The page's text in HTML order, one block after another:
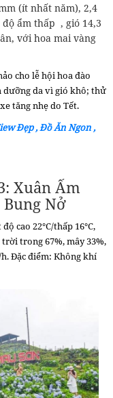
(ít nhất năm), 2,4
ẩm thấp , gió 14,3
với hoa mai vàng
cho lễ hội hoa đào
dưỡng da vì gió khô; thử
tăng nhẹ do Tết.
Đẹp , Đồ Ăn Ngon ,
Xuân Ấm
Nở
độ cao 22°C/thấp 16°C,
trời trong 67%, mây 33%,
Đặc điểm: Không khí